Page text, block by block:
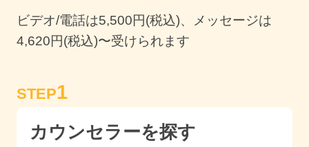
ビデオ/電話は5,500円(税込)、メッセージは
4,620円(税込)〜受けられます
STEP1
カウンセラーを探す